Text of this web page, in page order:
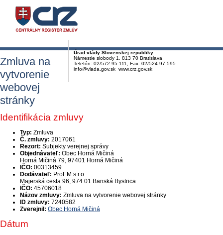
Úrad vlády Slovenskej republiky
Námestie slobody 1, 813 70 Bratislava
Telefón: 02/572 95 111, Fax: 02/524 97 595
info@vlada.gov.sk www.crz.gov.sk
Zmluva na
vytvorenie
webovej
stránky
Identifikácia zmluvy
Typ: Zmluva
Č. zmluvy: 2017061
Rezort: Subjekty verejnej správy
Objednávateľ: Obec Horná Mičiná
Horná Mičiná 79, 97401 Horná Mičiná
IČO: 00313459
Dodávateľ: ProEM s.r.o.
Majerská cesta 96, 974 01 Banská Bystrica
IČO: 45706018
Názov zmluvy: Zmluva na vytvorenie webovej stránky
ID zmluvy: 7240582
Zverejnil: Obec Horná Mičiná
Dátum